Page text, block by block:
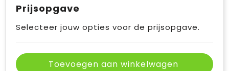
Prijsopgave
Selecteer jouw opties voor de prijsopgave.
Toevoegen aan winkelwagen